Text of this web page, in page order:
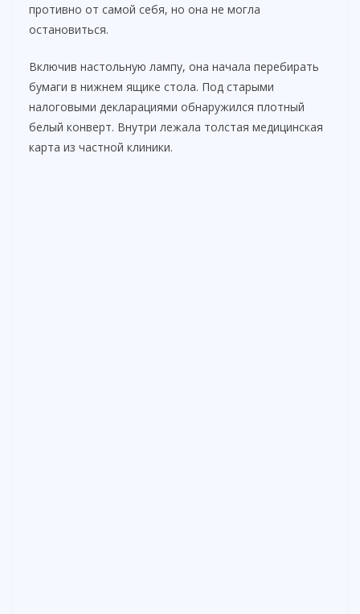
противно от самой себя, но она не могла
остановиться.
Включив настольную лампу, она начала перебирать
бумаги в нижнем ящике стола. Под старыми
налоговыми декларациями обнаружился плотный
белый конверт. Внутри лежала толстая медицинская
карта из частной клиники.